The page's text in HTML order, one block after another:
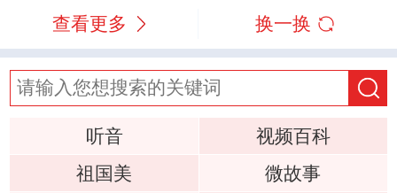
查看更多 换一换
听音
视频百科
祖国美
微故事